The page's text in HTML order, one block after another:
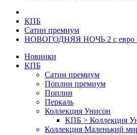
КПБ
Сатин премиум
НОВОГОДНЯЯ НОЧЬ 2 с евро
Новинки
КПБ
Сатин премиум
Поплин премиум
Поплин
Перкаль
Коллекция Унисон
КПБ >
Коллекция Маленький